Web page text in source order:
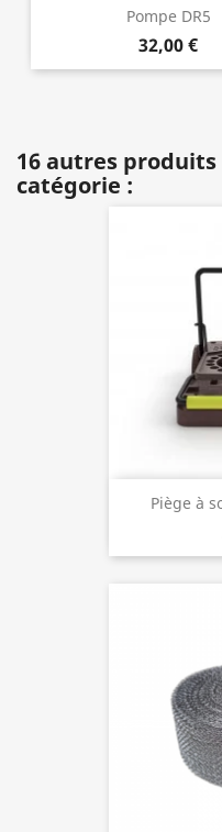
Pompe DR5
32,00 €
16 autres
catégorie :
Piège à